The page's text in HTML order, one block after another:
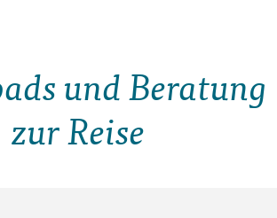
und Beratung
zur Reise